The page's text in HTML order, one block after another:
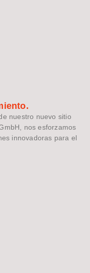
nuestro nuevo sitio
nos esforzamos
innovadoras para el